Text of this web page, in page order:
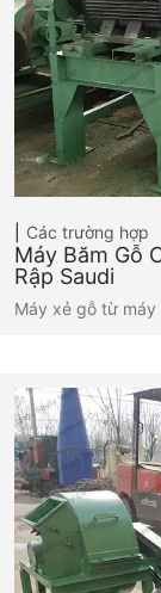
Các trường hợp
Máy Băm Gỗ
Rập Saudi
Máy xẻ gỗ từ